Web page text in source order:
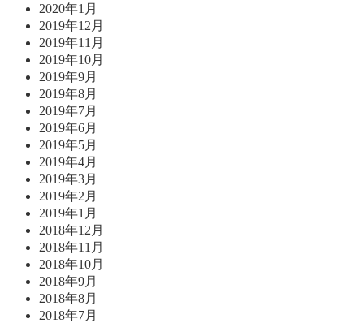
2020年1月
2019年12月
2019年11月
2019年10月
2019年9月
2019年8月
2019年7月
2019年6月
2019年5月
2019年4月
2019年3月
2019年2月
2019年1月
2018年12月
2018年11月
2018年10月
2018年9月
2018年8月
2018年7月